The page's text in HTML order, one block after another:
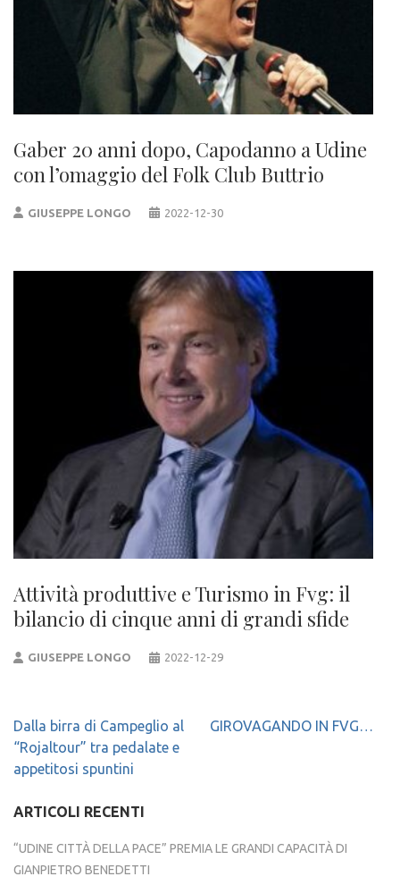
Gaber 20 anni dopo, Capodanno a Udine
con l’omaggio del Folk Club Buttrio
GIUSEPPE LONGO 2022-12-30
Attività produttive e Turismo in Fvg: il
bilancio di cinque anni di grandi sfide
GIUSEPPE LONGO 2022-12-29
Navigazione
articoli
Dalla birra di Campeglio al
“Rojaltour” tra pedalate e
appetitosi spuntini
GIROVAGANDO IN FVG…
ARTICOLI RECENTI
“UDINE CITTÀ DELLA PACE” PREMIA LE GRANDI CAPACITÀ DI
GIANPIETRO BENEDETTI